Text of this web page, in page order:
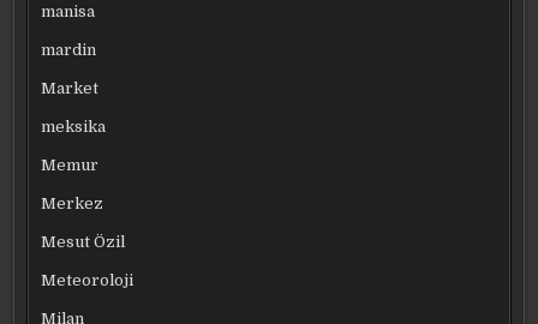
manisa
mardin
Market
meksika
Memur
Merkez
Mesut Özil
Meteoroloji
Milan